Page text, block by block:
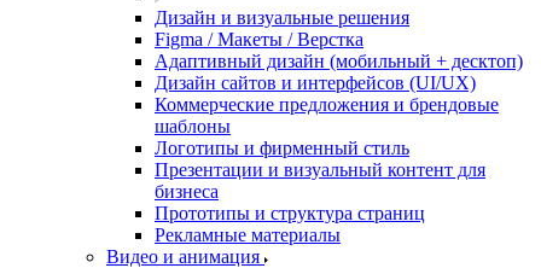
Дизайн и визуальные решения
Figma / Макеты / Верстка
Адаптивный дизайн (мобильный + десктоп)
Дизайн сайтов и интерфейсов (UI/UX)
Коммерческие предложения и брендовые
шаблоны
Логотипы и фирменный стиль
Презентации и визуальный контент для
бизнеса
Прототипы и структура страниц
Рекламные материалы
Видео и анимация